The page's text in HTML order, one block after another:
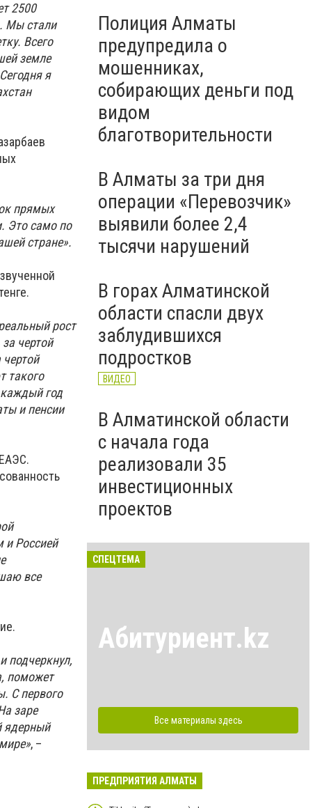
2500
Мы стали
Всего
земле
я
прямых
Это само по
стране».
рост
чертой
такого
год
и пенсии
и Россией
все
подчеркнул,
поможет
С первого
заре
ядерный
, –
Полиция Алматы
предупредила о
мошенниках,
собирающих деньги под
видом
благотворительности
В Алматы за три дня
операции «Перевозчик»
выявили более 2,4
тысячи нарушений
В горах Алматинской
области спасли двух
заблудившихся
подростков
ВИДЕО
В Алматинской области
с начала года
реализовали 35
инвестиционных
проектов
СПЕЦТЕМА
Абитуриент.kz
Все материалы здесь
ПРЕДПРИЯТИЯ АЛМАТЫ